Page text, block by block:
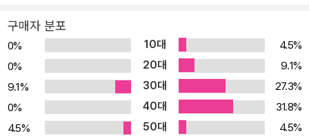
구매자 분포
0% 10대
4.5%
0%
20대
9.1%
9.1%
30대
27.3%
0%
40대
31.8%
4.5%
50대
4.5%